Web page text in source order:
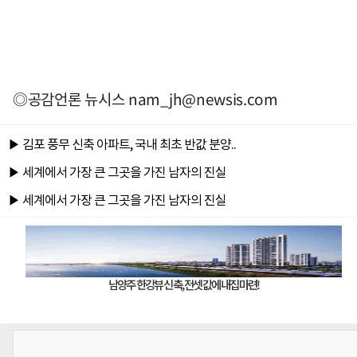
◎공감언론 뉴시스nam_jh@newsis.com